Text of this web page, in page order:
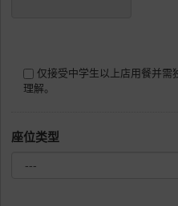
仅接受中学生以上店用餐并需
理解。
座位类型